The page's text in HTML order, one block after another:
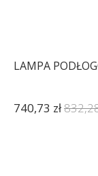
LAMPA
740,73 zł